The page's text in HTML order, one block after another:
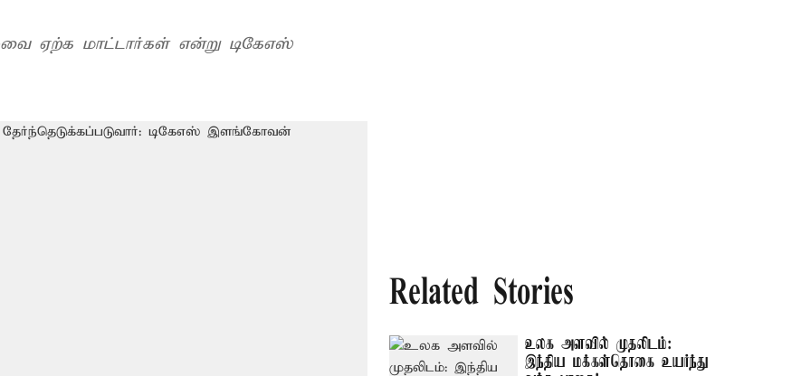
ஏற்க மாட்டார்கள் என்று டிகேஎஸ்
Related Stories
உலக அளவில் முதலிடம்:
இந்திய மக்கள்தொகை உயர்ந்து